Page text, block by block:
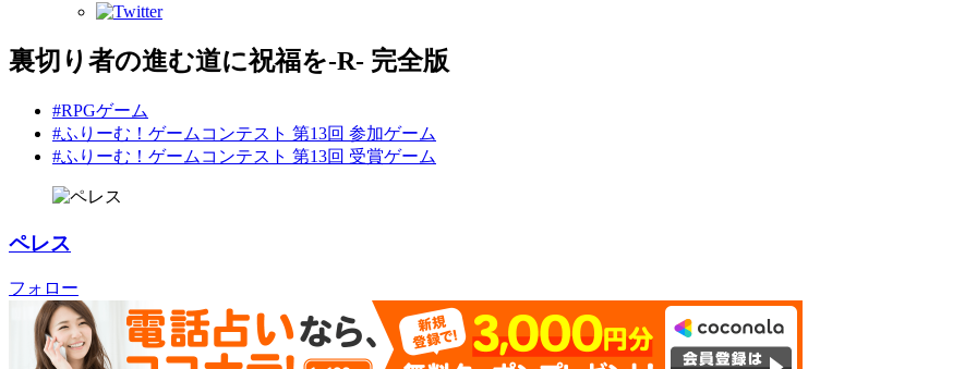
裏切り者の進む道に祝福を‐R‐ 完全版
#RPGゲーム
#ふりーむ！ゲームコンテスト 第13回 参加ゲーム
#ふりーむ！ゲームコンテスト 第13回 受賞ゲーム
ペレス
フォロー